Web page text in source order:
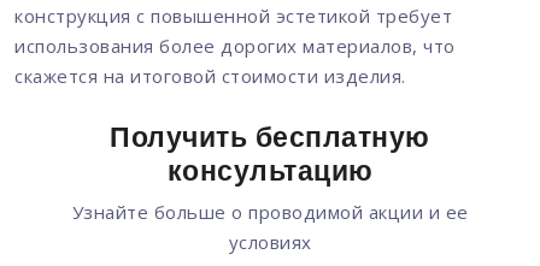
конструкция с повышенной эстетикой требует
использования более дорогих материалов, что
скажется на итоговой стоимости изделия.
Получить бесплатную
консультацию
Узнайте больше о проводимой акции и ее
условиях